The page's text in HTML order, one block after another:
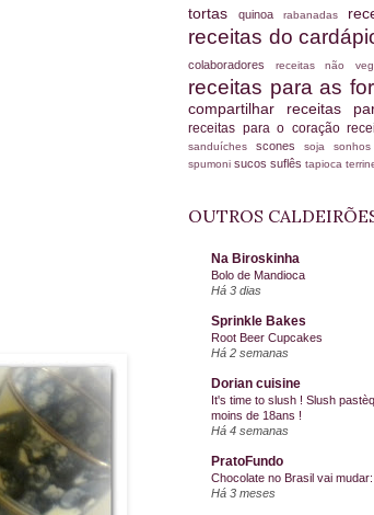
tortasquinoarabanadas
receitas do
colaboradores receitas não
receitas para as
compartilhar receitas
receitas para o coração
sanduíches scones soja sonhos
spumoni sucos suflês tapioca
OUTROS
Na Biroskinha
Bolo de Mandioca
Há 3 dias
Sprinkle Bakes
Root Beer Cupcakes
Há 2 semanas
Dorian cuisine
It's time to slush ! Slush
moins de 18ans !
Há 4 semanas
PratoFundo
Chocolate no Brasil vai
Há 3 meses